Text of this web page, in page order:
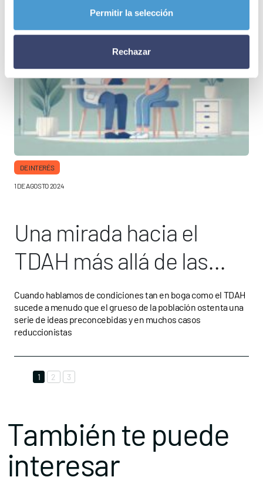
Permitir la selección
Rechazar
DE INTERÉS
1 DE AGOSTO 2024
Una mirada hacia el
TDAH más allá de las
etiquetas
Cuando hablamos de condiciones tan en boga como el TDAH
sucede a menudo que el grueso de la población ostenta una
serie de ideas preconcebidas y en muchos casos
reduccionistas
1 2 3
También te puede
interesar